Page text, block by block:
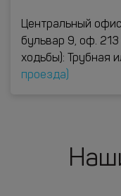
Центральный
бульвар 9, оф.
ходьбы): Трубная
проезда)